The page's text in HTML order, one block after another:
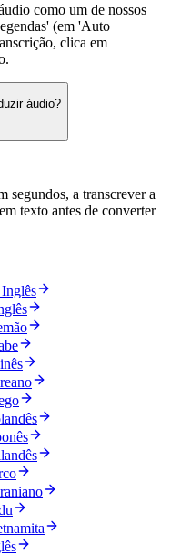
como um de nossos
(em 'Auto
clica em
áudio?
a transcrever a
texto antes de converter